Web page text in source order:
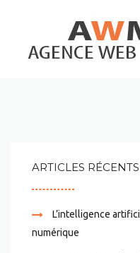
ARTICLES RÉCENTS
L’intelligence
numérique